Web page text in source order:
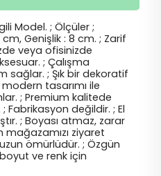
Model. ; Ölçüler ;
Genişlik : 8 cm. ; Zarif
veya ofisinizde
; Çalışma
sağlar. ; Şık bir dekoratif
tasarımı ile
; Premium kalitede
Fabrikasyon değildir. ; El
; Boyası atmaz, zarar
mağazamızı ziyaret
ömürlüdür. ; Özgün
ve renk için